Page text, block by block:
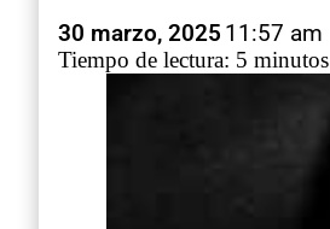
30 marzo, 2025 11:57 am
Tiempo de lectura: 5 minutos